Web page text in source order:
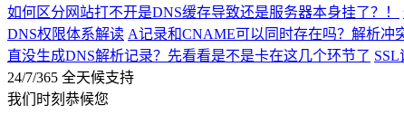
如何区分网站打不开是DNS缓存导致还是服务器本身挂了？！
DNS权限体系解读 A记录和CNAME可以同时存在吗？解析冲
直没生成DNS解析记录？先看看是不是卡在这几个环节了
24/7/365 全天候支持
我们时刻恭候您